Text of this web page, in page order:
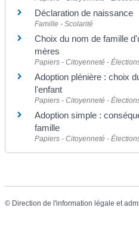
Déclaration de naissance
Famille - Scolarité
Choix du nom de famille
mères
Papiers - Citoyenneté -
Adoption plénière : choix
l'enfant
Papiers - Citoyenneté -
Adoption simple :
famille
Papiers - Citoyenneté -
© Direction de l'information légale et